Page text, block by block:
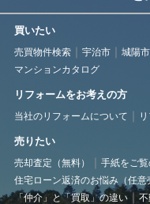
買いたい
売買物件検索 宇治市 城陽市
マンションカタログ
リフォームをお考えの方
当社のリフォームについて
売りたい
売却査定（無料） 手紙をご
住宅ローン返済のお悩み（任意
「仲介」と「買取」の違い
不